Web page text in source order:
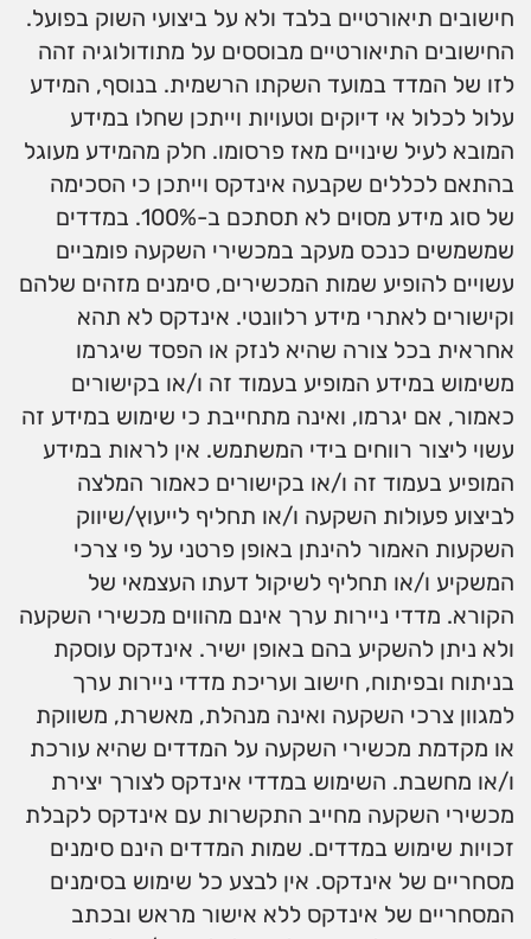
חישובים תיאורטיים בלבד ולא על ביצועי השוק בפועל.
החישובים התיאורטיים מבוססים על מתודולוגיה זהה
לזו של המדד במועד השקתו הרשמית. בנוסף, המידע
עלול לכלול אי דיוקים וטעויות וייתכן שחלו במידע
המובא לעיל שינויים מאז פרסומו. חלק מהמידע מעוגל
בהתאם לכללים שקבעה אינדקס וייתכן כי הסכימה
של סוג מידע מסוים לא תסתכם ב-100%. במדדים
שמשמשים כנכס מעקב במכשירי השקעה פומביים
עשויים להופיע שמות המכשירים, סימנים מזהים שלהם
וקישורים לאתרי מידע רלוונטי. אינדקס לא תהא
אחראית בכל צורה שהיא לנזק או הפסד שיגרמו
משימוש במידע המופיע בעמוד זה ו/או בקישורים
כאמור, אם יגרמו, ואינה מתחייבת כי שימוש במידע זה
עשוי ליצור רווחים בידי המשתמש. אין לראות במידע
המופיע בעמוד זה ו/או בקישורים כאמור המלצה
לביצוע פעולות השקעה ו/או תחליף לייעוץ/שיווק
השקעות האמור להינתן באופן פרטני על פי צרכי
המשקיע ו/או תחליף לשיקול דעתו העצמאי של
הקורא. מדדי ניירות ערך אינם מהווים מכשירי השקעה
ולא ניתן להשקיע בהם באופן ישיר. אינדקס עוסקת
בניתוח ובפיתוח, חישוב ועריכת מדדי ניירות ערך
למגוון צרכי השקעה ואינה מנהלת, מאשרת, משווקת
או מקדמת מכשירי השקעה על המדדים שהיא עורכת
ו/או מחשבת. השימוש במדדי אינדקס לצורך יצירת
מכשירי השקעה מחייב התקשרות עם אינדקס לקבלת
זכויות שימוש במדדים. שמות המדדים הינם סימנים
מסחריים של אינדקס. אין לבצע כל שימוש בסימנים
המסחריים של אינדקס ללא אישור מראש ובכתב